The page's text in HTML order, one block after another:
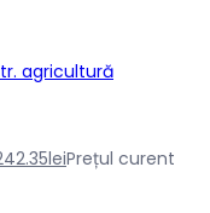
agricultură
leiPrețul curent